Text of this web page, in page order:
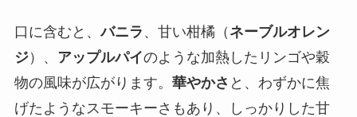
口に含むと、バニラ 、甘い柑橘（ ネーブルオレン
ジ）、 アップルパイのような加熱したリンゴや穀
物の風味が広がります。 華やかさ と、わずかに焦
げたようなスモーキーさもあり、しっかりした甘